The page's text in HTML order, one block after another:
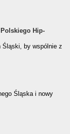
Hip-
Hip-
by wspólnie z
Śląska i nowy